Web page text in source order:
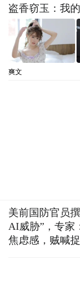
盗香窃玉：我
爽文
美前国防官员
AI威胁”，专家
焦虑感，贼喊